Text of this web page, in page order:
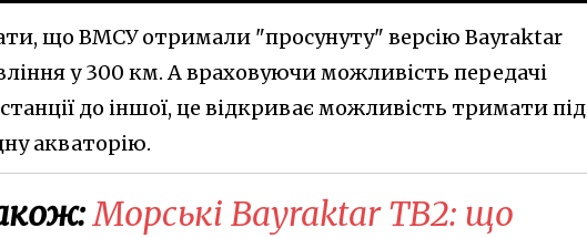
що ВМСУ отримали "просунуту" версію Bayraktar
у 300 км. А враховуючи можливість передачі
станції до іншої, це відкриває можливість тримати під
акваторію.
Морські Bayraktar TB2: що